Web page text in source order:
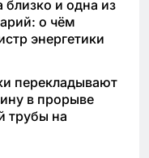
близко и одна из
о чём
энергетики
перекладывают
в прорыве
трубы на